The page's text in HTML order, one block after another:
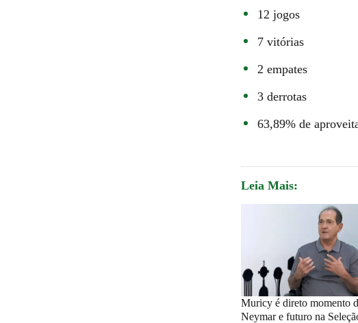
12 jogos
7 vitórias
2 empates
3 derrotas
63,89% de
Leia Mais:
Muricy é direto momento
Neymar e futuro na